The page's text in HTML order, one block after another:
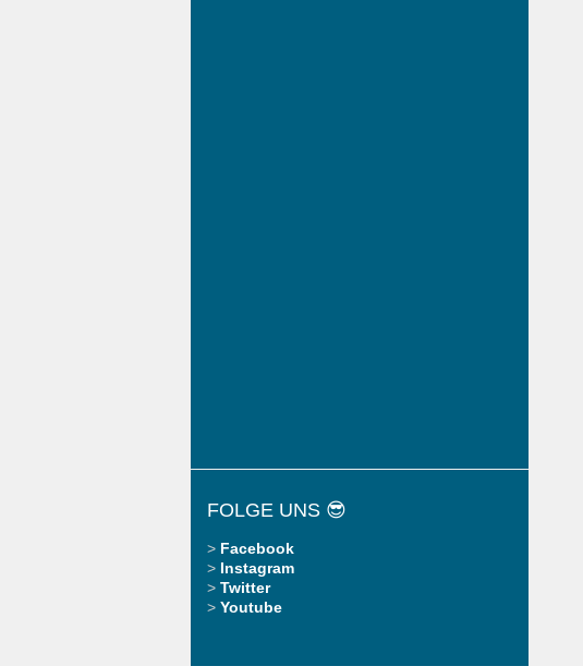
FOLGE UNS 😎
> Facebook
> Instagram
> Twitter
> Youtube